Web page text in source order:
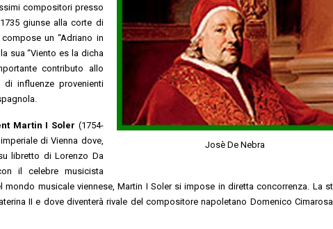
Josè De Nebra
compositori presso
giunse alla corte di
un “Adriano in
sua “Viento es la dicha
contributo allo
influenze provenienti
Martin I Soler (1754-
di Vienna dove,
libretto di Lorenzo Da
il celebre musicista
musicale viennese, Martin I Soler si impose in diretta concorrenza. La
II e dove diventerà rivale del compositore napoletano Domenico